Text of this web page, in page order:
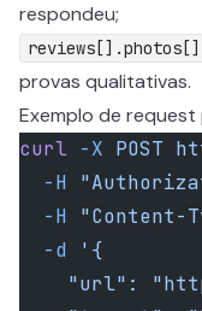
respondeu;
reviews[].photos[]
provas qualitativas.
Exemplo de
curl -X POST
  -H
  -H
"Content-
  -d
'{
"url":